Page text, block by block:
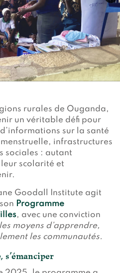
rurales de Ouganda,
un véritable défi pour
sur la santé
infrastructures
sociales : autant
scolarité et
Goodall Institute agit
Programme
, avec une conviction
moyens d’apprendre,
les communautés.